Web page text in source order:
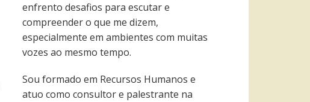
enfrento desafios para escutar e
compreender o que me dizem,
especialmente em ambientes com muitas
vozes ao mesmo tempo.
Sou formado em Recursos Humanos e
atuo como consultor e palestrante na